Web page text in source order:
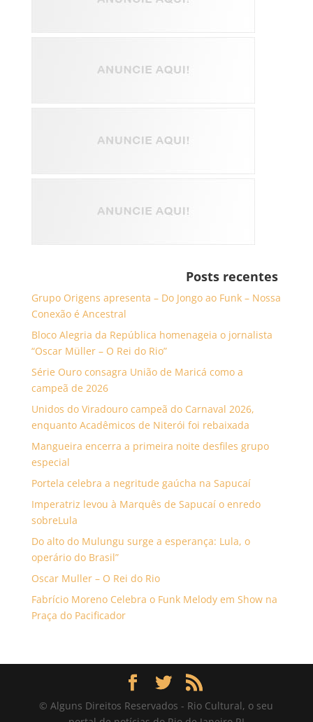
Posts recentes
Grupo Origens apresenta – Do Jongo ao Funk – Nossa
Conexão é Ancestral
Bloco Alegria da República homenageia o jornalista
“Oscar Müller – O Rei do Rio”
Série Ouro consagra União de Maricá como a
campeã de 2026
Unidos do Viradouro campeã do Carnaval 2026,
enquanto Acadêmicos de Niterói foi rebaixada
Mangueira encerra a primeira noite desfiles grupo
especial
Portela celebra a negritude gaúcha na Sapucaí
Imperatriz levou à Marquês de Sapucaí o enredo
sobreLula
Do alto do Mulungu surge a esperança: Lula, o
operário do Brasil”
Oscar Muller – O Rei do Rio
Fabrício Moreno Celebra o Funk Melody em Show na
Praça do Pacificador
© Alguns Direitos Reservados - Rio Cultural, o seu